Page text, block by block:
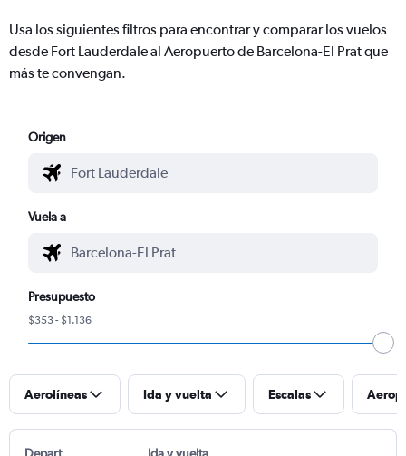
Usa los siguientes filtros para encontrar y comparar los vuelos
desde Fort Lauderdale al Aeropuerto de Barcelona-El Prat que
más te convengan.
Origen
Vuela a
Presupuesto
$353 - $1.136
Aerolíneas Ida y vuelta Escalas